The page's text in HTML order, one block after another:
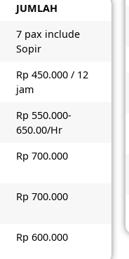
JUMLAH
7 pax include
Sopir
Rp 450.000 / 12
jam
Rp 550.000-
650.00/Hr
Rp 700.000
Rp 700.000
Rp 600.000